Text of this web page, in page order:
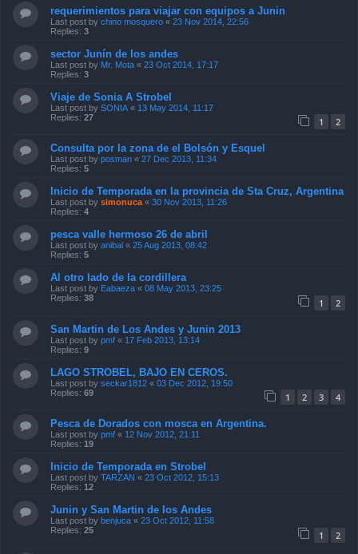
requerimientos para viajar con equipos a Junin
Last post by chino mosquero « 23 Nov 2014, 22:56
Replies: 3
sector Junín de los andes
Last post by Mr. Mota « 23 Oct 2014, 17:17
Replies: 3
Viaje de Sonia A Strobel
Last post by SONIA « 13 May 2014, 11:17
Replies: 27 1 2
Consulta por la zona de el Bolsón y Esquel
Last post by posman « 27 Dec 2013, 11:34
Replies: 5
Inicio de Temporada en la provincia de Sta Cruz, Argentina
Last post by simonuca « 30 Nov 2013, 11:26
Replies: 4
pesca valle hermoso 26 de abril
Last post by anibal « 25 Aug 2013, 08:42
Replies: 5
Al otro lado de la cordillera
Last post by Eabaeza « 08 May 2013, 23:25
Replies: 38 1 2
San Martin de Los Andes y Junin 2013
Last post by pmf « 17 Feb 2013, 13:14
Replies: 9
LAGO STROBEL, BAJO EN CEROS.
Last post by seckar1812 « 03 Dec 2012, 19:50
Replies: 69 1 2 3 4
Pesca de Dorados con mosca en Argentina.
Last post by pmf « 12 Nov 2012, 21:11
Replies: 19
Inicio de Temporada en Strobel
Last post by TARZAN « 23 Oct 2012, 15:13
Replies: 12
Junin y San Martin de los Andes
Last post by benjuca « 23 Oct 2012, 11:58
Replies: 25 1 2